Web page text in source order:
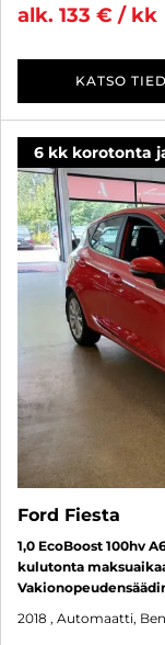
alk. 133 € / kk
KATSO
6 kk korotonta
Ford Fiesta
1,0 EcoBoost 100hv
kulutonta
2018 , Automaatti,